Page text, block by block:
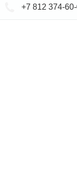
+7 812 374-